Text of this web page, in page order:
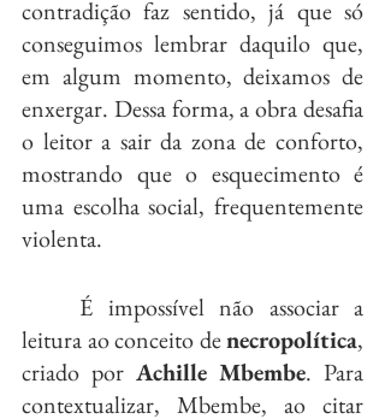
contradição faz sentido, já que só
conseguimos lembrar daquilo que,
em algum momento, deixamos de
enxergar. Dessa forma, a obra desafia
o leitor a sair da zona de conforto,
mostrando que o esquecimento é
uma escolha social, frequentemente
violenta.
leitura ao conceito de necropolítica,
criado por Achille Mbembe. Para